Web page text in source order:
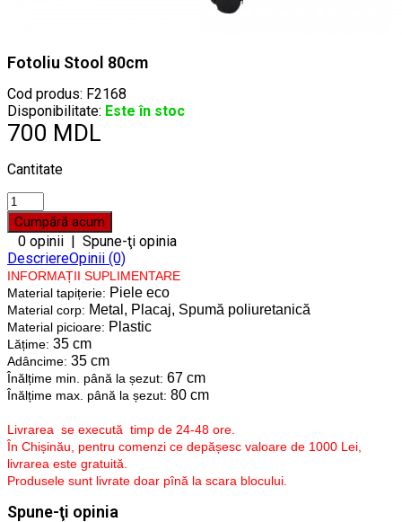
Fotoliu Stool 80cm
Cod produs: F2168
Disponibilitate: Este în stoc
700 MDL
Cantitate
0 opinii | Spune-ţi opinia
DescriereOpinii (0)
INFORMAȚII SUPLIMENTARE
Material tapițerie: Piele eco
Material corp: Metal, Placaj, Spumă poliuretanică
Material picioare: Plastic
Lățime: 35 cm
Adâncime: 35 cm
Înălțime min. până la șezut: 67 cm
Înălțime max. până la șezut: 80 cm
Livrarea se execută timp de 24-48 ore.
În Chișinău, pentru comenzi ce depășesc valoare de 1000 Lei,
livrarea este gratuită.
Produsele sunt livrate doar pînă la scara blocului.
Spune-ţi opinia